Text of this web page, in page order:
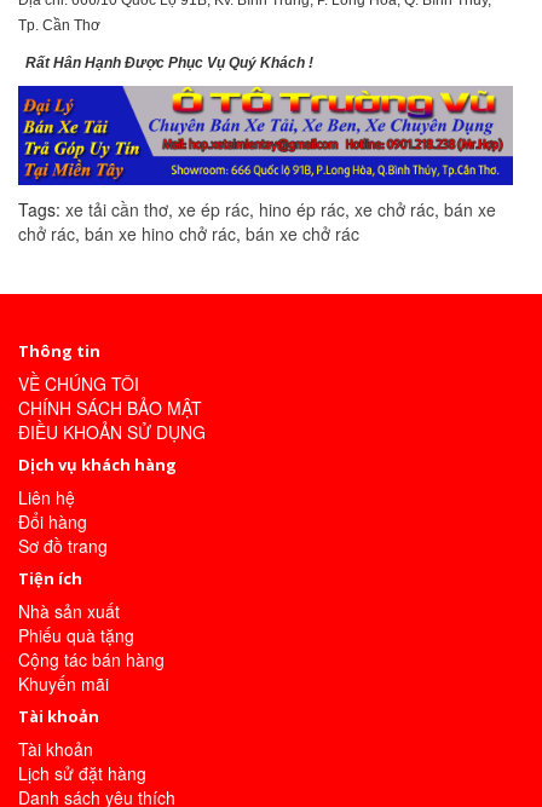
Tp. Cần Thơ
Rất Hân Hạnh Được Phục Vụ Quý Khách !
Tags: xe tải cần thơ, xe ép rác, hino ép rác, xe chở rác, bán xe
chở rác, bán xe hino chở rác, bán xe chở rác
Thông tin
VỀ CHÚNG TÔI
CHÍNH SÁCH BẢO MẬT
ĐIỀU KHOẢN SỬ DỤNG
Dịch vụ khách hàng
Liên hệ
Đổi hàng
Sơ đồ trang
Tiện ích
Nhà sản xuất
Phiếu quà tặng
Cộng tác bán hàng
Khuyến mãi
Tài khoản
Tài khoản
Lịch sử đặt hàng
Danh sách yêu thích